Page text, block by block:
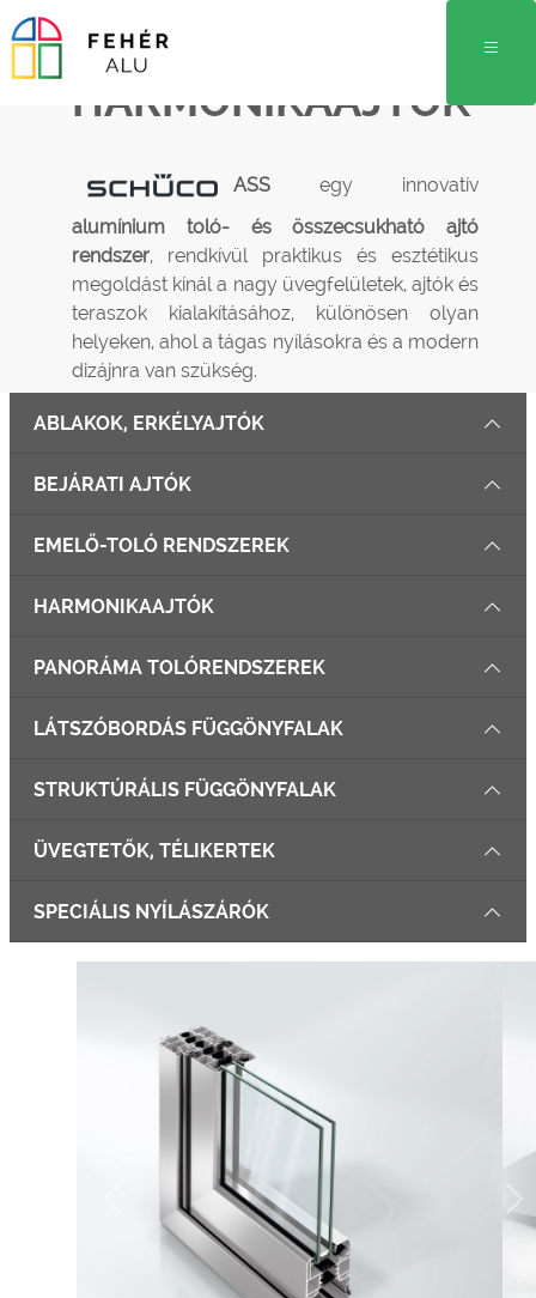
HARMONIKAAJTÓK
ASS egy innovatív
alumínium toló- és összecsukható ajtó
rendszer, rendkívül praktikus és esztétikus
megoldást kínál a nagy üvegfelületek, ajtók és
teraszok kialakításához, különösen olyan
helyeken, ahol a tágas nyílásokra és a modern
dizájnra van szükség.
ABLAKOK, ERKÉLYAJTÓK
BEJÁRATI AJTÓK
EMELŐ-TOLÓ RENDSZEREK
HARMONIKAAJTÓK
PANORÁMA TOLÓRENDSZEREK
LÁTSZÓBORDÁS FÜGGÖNYFALAK
STRUKTÚRÁLIS FÜGGÖNYFALAK
ÜVEGTETŐK, TÉLIKERTEK
SPECIÁLIS NYÍLÁSZÁRÓK
Previous